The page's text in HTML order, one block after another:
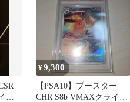
マ
¥9,300
【PSA10】ブースター
CHR S8b VMAXクライマ